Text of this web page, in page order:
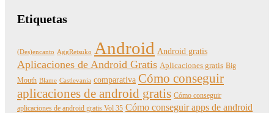
Etiquetas
(Des)encanto AggRetsuko Android Android gratis
Aplicaciones de Android Gratis Aplicaciones gratis Big
Mouth Blame Castlevania comparativa Cómo conseguir
aplicaciones de android gratis Cómo conseguir
aplicaciones de android gratis Vol 35 Cómo conseguir apps de android